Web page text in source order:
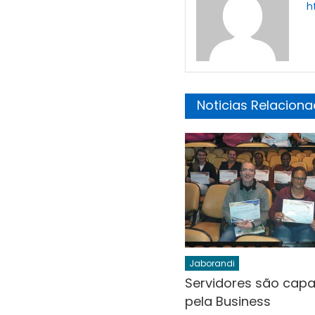
Noticias
Jaborandi
Servidores são
pela Business